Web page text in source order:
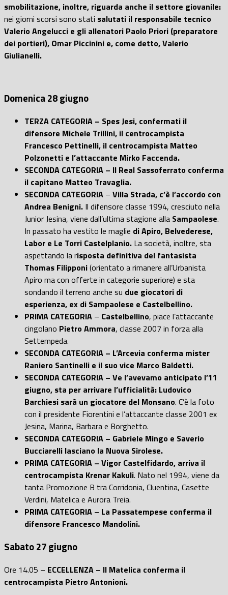
smobilitazione, inoltre, riguarda anche il settore giovanile:
nei giorni scorsi sono stati salutati il responsabile tecnico
Valerio Angelucci e gli allenatori Paolo Priori (preparatore
dei portieri), Omar Piccinini e, come detto, Valerio
Giulianelli.
Domenica 28 giugno
TERZA CATEGORIA – Spes Jesi, confermati il
difensore Michele Trillini, il centrocampista
Francesco Pettinelli, il centrocampista Matteo
Polzonetti e l’attaccante Mirko Faccenda.
SECONDA CATEGORIA – Il Real Sassoferrato conferma
il capitano Matteo Travaglia.
SECONDA CATEGORIA – Villa Strada, c’è l’accordo con
Andrea Benigni. Il difensore classe 1994, cresciuto nella
Junior Jesina, viene dall’ultima stagione alla Sampaolese.
In passato ha vestito le maglie di Apiro, Belvederese,
Labor e Le Torri Castelplanio. La società, inoltre, sta
aspettando la risposta definitiva del fantasista
Thomas Filipponi(orientato a rimanere all’Urbanista
Apiro ma con offerte in categorie superiore) e sta
sondando il terreno anche su due giocatori di
esperienza, ex di Sampaolese e Castelbellino.
PRIMA CATEGORIA – Castelbellino, piace l’attaccante
cingolano Pietro Ammora, classe 2007 in forza alla
Settempeda.
SECONDA CATEGORIA – L’Arcevia conferma mister
Raniero Santinelli e il suo vice Marco Baldetti.
SECONDA CATEGORIA – Ve l’avevamo anticipato l’11
giugno, sta per arrivare l’ufficialità: Ludovico
Barchiesi sarà un giocatore del Monsano. C’è la foto
con il presidente Fiorentini e l’attaccante classe 2001 ex
Jesina, Marina, Barbara e Borghetto.
SECONDA CATEGORIA – Gabriele Mingo e Saverio
Bucciarelli lasciano la Nuova Sirolese.
PRIMA CATEGORIA – Vigor Castelfidardo, arriva il
centrocampista Krenar Kakuli. Nato nel 1994, viene da
tanta Promozione B tra Corridonia, Cluentina, Casette
Verdini, Matelica e Aurora Treia.
PRIMA CATEGORIA – La Passatempese conferma il
difensore Francesco Mandolini.
Sabato 27 giugno
Ore 14.05 – ECCELLENZA – Il Matelica conferma il
centrocampista Pietro Antonioni.